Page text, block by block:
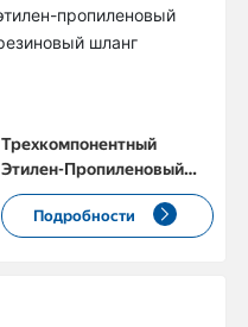
Трехкомпонентный
Этилен-Пропиленовый
Резиновый Шланг
Подробности